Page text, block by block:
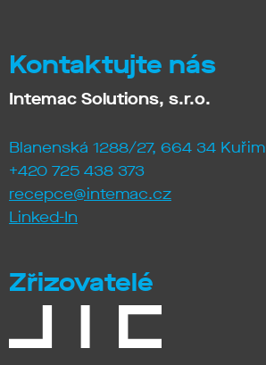
Kontaktujte nás
Intemac Solutions, s.r.o.
Blanenská 1288/27, 664 34 Kuřim
+420 725 438 373
recepce@intemac.cz
Linked-In
Zřizovatelé